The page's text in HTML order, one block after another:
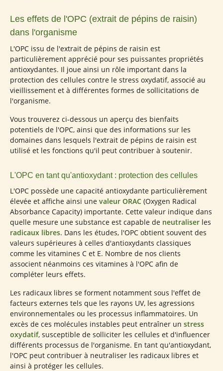
Les effets de l'OPC (extrait de pépins de raisin)
dans l'organisme
L'OPC issu de l'extrait de pépins de raisin est
particulièrement apprécié pour ses puissantes propriétés
antioxydantes. Il joue ainsi un rôle important dans la
protection des cellules contre le stress oxydatif, associé au
vieillissement et à différentes formes de sollicitations de
l'organisme.
Vous trouverez ci-dessous un aperçu des bienfaits
potentiels de l'OPC, ainsi que des informations sur les
domaines dans lesquels l'extrait de pépins de raisin est
utilisé et les fonctions qu'il peut contribuer à soutenir.
L'OPC en tant qu'antioxydant : protection des cellules
L'OPC possède une capacité antioxydante particulièrement
élevée et affiche ainsi une valeur ORAC (Oxygen Radical
Absorbance Capacity) importante. Cette valeur indique dans
quelle mesure une substance est capable de neutraliser les
radicaux libres. Dans les études, l'OPC obtient souvent des
valeurs supérieures à celles d'antioxydants classiques
comme les vitamines C et E. Nombre de nos clients
associent néanmoins ces vitamines à l'OPC afin de
compléter leurs effets.
Les radicaux libres se forment notamment sous l'effet de
facteurs externes tels que les rayons UV, les agressions
environnementales ou les processus inflammatoires. Un
excès de ces molécules instables peut entraîner un stress
oxydatif, susceptible de solliciter les cellules et d'influencer
différents processus de l'organisme. En tant qu'antioxydant,
l'OPC peut contribuer à neutraliser les radicaux libres et
ainsi à protéger les cellules.